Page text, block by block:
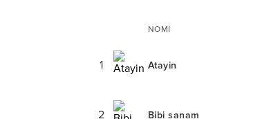
NOMI
1 Atayin
2 Bibi sanam